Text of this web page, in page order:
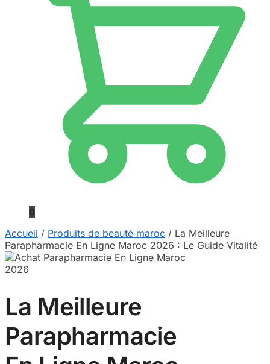
0
Accueil / Produits de beauté maroc / La Meilleure
Parapharmacie En Ligne Maroc 2026 : Le Guide Vitalité
La Meilleure
Parapharmacie